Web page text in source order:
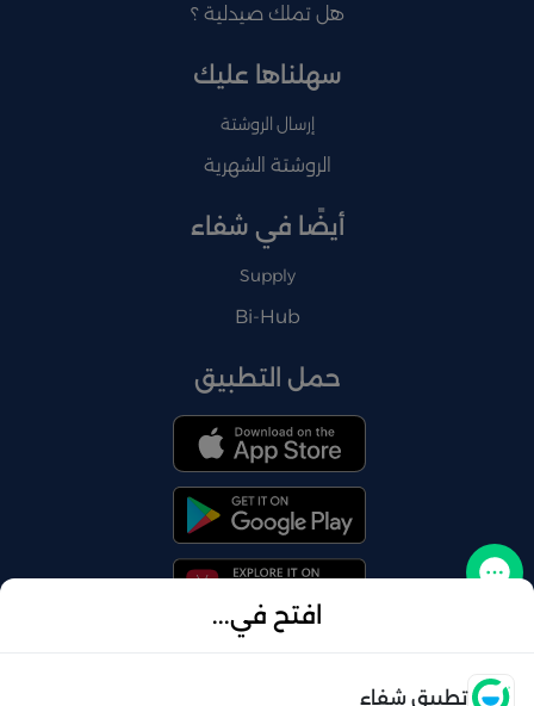
افتح في...
تطبيق شفاء
هل تملك صيدلية ؟
سهلناها عليك
إرسال الروشتة
الروشتة الشهرية
أيضًا في شفاء
Supply
Bi-Hub
حمل التطبيق
تواصل معنا